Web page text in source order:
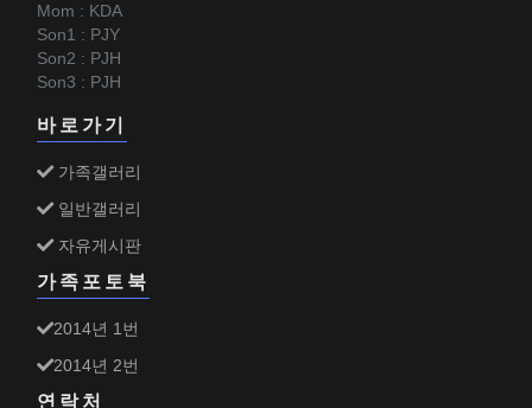
Mom : KDA
Son1 : PJY
Son2 : PJH
Son3 : PJH
바로가기
가족갤러리
일반갤러리
자유게시판
가족포토북
2014년 1번
2014년 2번
연락처